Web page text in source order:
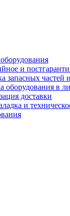
и
запасных частей
оборудования в
доставки
и